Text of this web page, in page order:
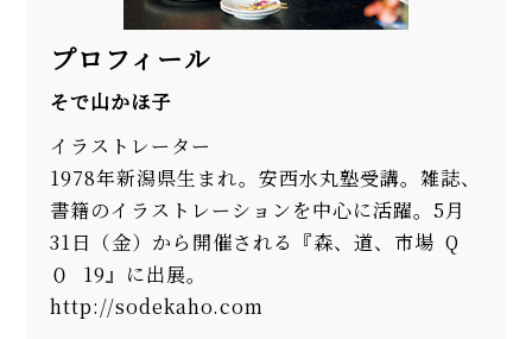
プロフィール
そで山かほ子
イラストレーター
1978年新潟県生まれ。安西水丸塾受講。雑誌、
書籍のイラストレーションを中心に活躍。5月
31日（金）から開催される『森、道、市場 Q
０ 19』に出展。
http://sodekaho.com